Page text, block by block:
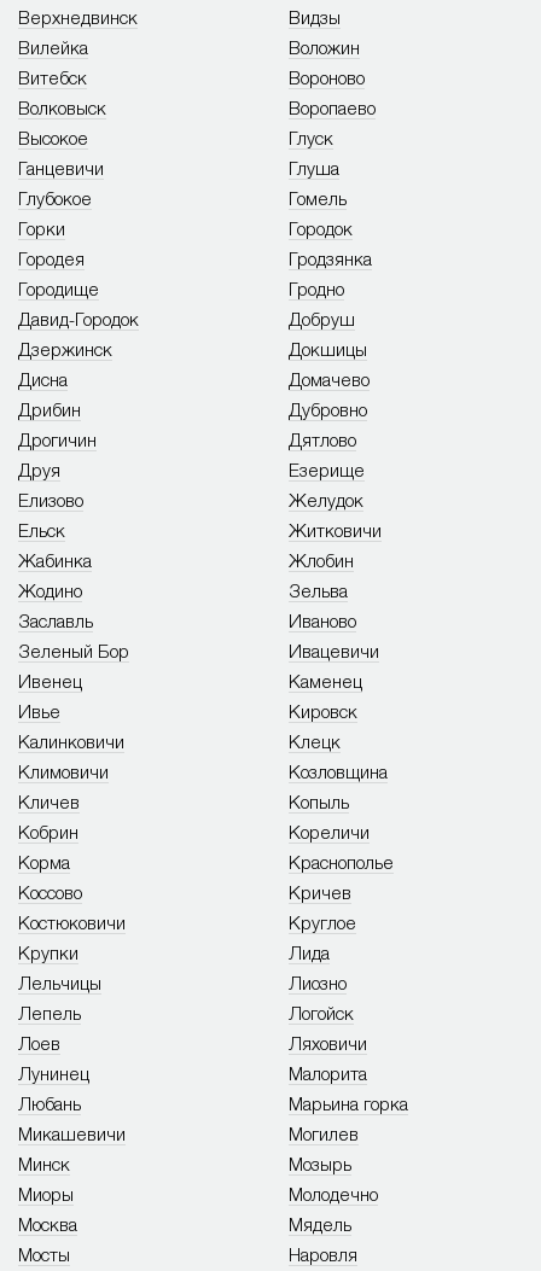
Верхнедвинск
Видзы
Вилейка
Витебск
Волковыск
Воложин
Вороново
Воропаево
Высокое
Ганцевичи
Глубокое
Глуск
Глуша
Гомель
Горки
Городея
Городище
Городок
Гродзянка
Гродно
Давид-Городок
Дзержинск
Дисна
Добруш
Докшицы
Домачево
Дрибин
Дрогичин
Друя
Дубровно
Дятлово
Езерище
Елизово
Ельск
Жабинка
Желудок
Житковичи
Жлобин
Жодино
Заславль
Зеленый Бор
Зельва
Иваново
Ивацевичи
Ивенец
Ивье
Калинковичи
Каменец
Кировск
Клецк
Климовичи
Кличев
Кобрин
Козловщина
Копыль
Кореличи
Корма
Коссово
Костюковичи
Краснополье
Кричев
Круглое
Крупки
Лельчицы
Лепель
Лида
Лиозно
Логойск
Лоев
Лунинец
Любань
Ляховичи
Малорита
Марьина горка
Микашевичи
Минск
Миоры
Могилев
Мозырь
Молодечно
Москва
Мосты
Мядель
Наровля